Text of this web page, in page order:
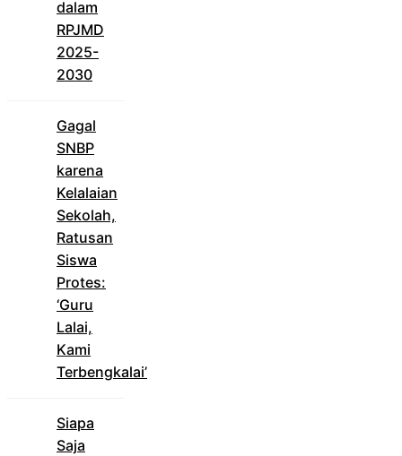
dalam
RPJMD
2025-
2030
Gagal
SNBP
karena
Kelalaian
Sekolah,
Ratusan
Siswa
Protes:
‘Guru
Lalai,
Kami
Terbengkalai’
Siapa
Saja